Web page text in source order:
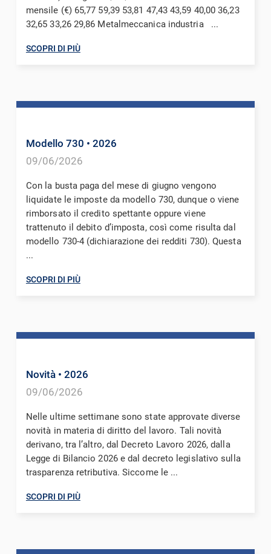
mensile (€) 65,77 59,39 53,81 47,43 43,59 40,00 36,23
32,65 33,26 29,86 Metalmeccanica industria ...
SCOPRI DI PIÙ
Modello 730 • 2026
09/06/2026
Con la busta paga del mese di giugno vengono
liquidate le imposte da modello 730, dunque o viene
rimborsato il credito spettante oppure viene
trattenuto il debito d’imposta, così come risulta dal
modello 730-4 (dichiarazione dei redditi 730). Questa
...
SCOPRI DI PIÙ
Novità • 2026
09/06/2026
Nelle ultime settimane sono state approvate diverse
novità in materia di diritto del lavoro. Tali novità
derivano, tra l’altro, dal Decreto Lavoro 2026, dalla
Legge di Bilancio 2026 e dal decreto legislativo sulla
trasparenza retributiva. Siccome le ...
SCOPRI DI PIÙ